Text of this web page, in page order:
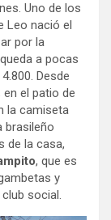
Uno de los
Leo nació el
por la
a pocas
Desde
en el patio de
la camiseta
brasileño
de la casa,
, que es
y
social.